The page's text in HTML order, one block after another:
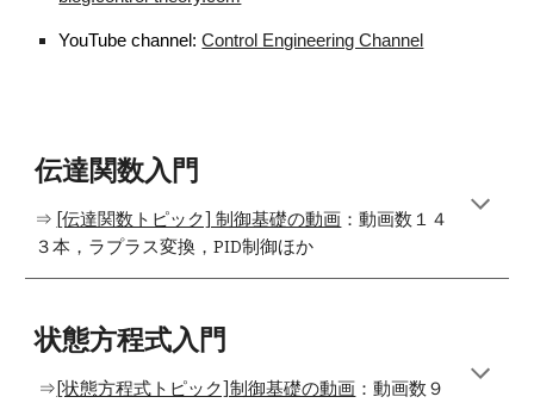
YouTube channel: Control Engineering Channel
伝達関数入門
⇒ [伝達関数トピック] 制御基礎の動画 ：動画数 １４
３本，ラプラス変換，PID制御ほか
状態方程式入門
⇒ [状態方程式トピック]制御基礎の動画 ：動画数９